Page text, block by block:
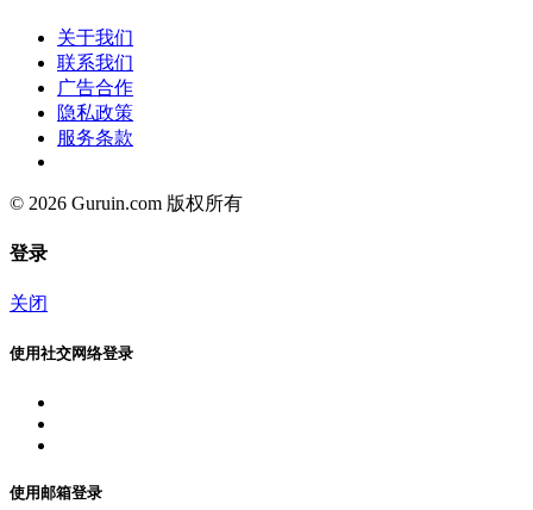
关于我们
联系我们
广告合作
隐私政策
服务条款
© 2026 Guruin.com 版权所有
登录
关闭
使用社交网络登录
使用邮箱登录